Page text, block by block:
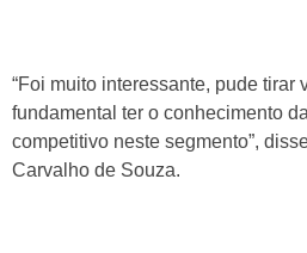
“Foi muito interessante, pude tirar
fundamental ter o conhecimento
competitivo neste segmento”,
Carvalho de Souza.